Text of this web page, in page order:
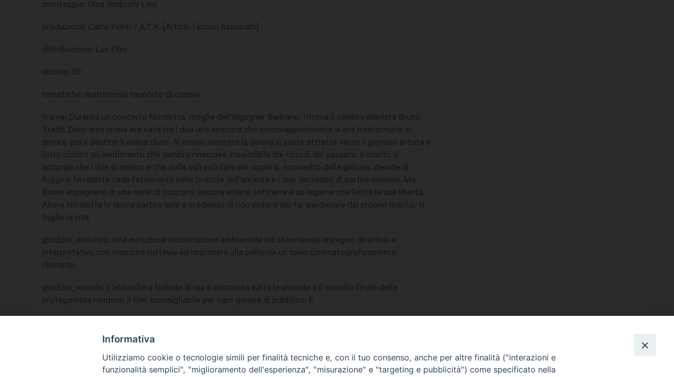
montaggio: Gisa Radicchi Levi
produzione: Carlo Ponti / A.T.A. [Artisti Tecnici Associati]
distribuzione: Lux Film
durata: 90'
tematiche: matrimonio rapporto di coppia
trama: Durante un concerto Nicoletta, moglie dell'Ingegner Barbano, ritrova il celebre pianista Bruno
Traldi. Dieci anni prima era nata tra i due una amicizia che inconsapevolmente si era trasformata in
amore, poi il destino li aveva divisi. Al nuovo incontro la donna si sente attratta verso il giovane artista e
lotta contro un sentimento che sembra rinascere irresistibile dai ricordi del passato. Il marito si
accorge che i due si amano e che nulla egli può fare per opporsi, sconvolto dalla gelosia, decide di
fuggire. Nicoletta cade fatalmente nelle braccia dell'amante e i due decidono di partire insieme. Ma
Bruno impegnato in una serie di concerti sembra volersi sottrarre a un legame che limita la sua libertà.
Allora Nicoletta lo lascia partire solo e credendo di non potersi più far perdonare dal proprio marito, si
toglie la vita.
giudizio_artistico: Una minuziosa ricostruzione ambientale ed un notevole impegno direttivo e
interpretativo non riescono tuttavia ad imprimere alla pellicola un tono cinematograficamente,
rilevante.
giudizio_morale: L'atmosfera torbida di cui è permeata tutta la vicenda e il suicidio finale della
protagonista rendono il film sconsigliabile per ogni genere di pubblico. E
Informativa
Utilizziamo cookie o tecnologie simili per finalità tecniche e, con il tuo consenso, anche per altre finalità ("interazioni e
funzionalità semplici", "miglioramento dell'esperienza", "misurazione" e "targeting e pubblicità") come specificato nella